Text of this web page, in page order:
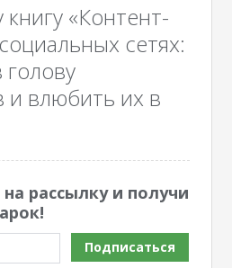
«Контент-
сетях:
голову
и влюбить их в
рассылку и получи
Подписаться